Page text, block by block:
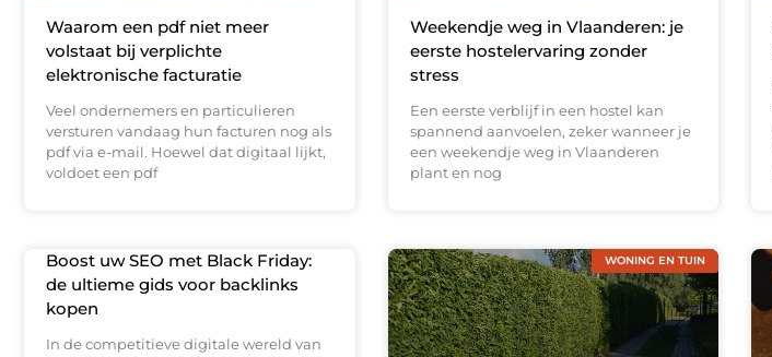
Waarom een pdf niet meer
volstaat bij verplichte
elektronische facturatie
Veel ondernemers en particulieren
versturen vandaag hun facturen nog als
pdf via e-mail. Hoewel dat digitaal lijkt,
voldoet een pdf
Weekendje weg in Vlaanderen: je
eerste hostelervaring zonder
stress
Een eerste verblijf in een hostel kan
spannend aanvoelen, zeker wanneer je
een weekendje weg in Vlaanderen
plant en nog
Boost uw SEO met Black Friday:
de ultieme gids voor backlinks
kopen
In de competitieve digitale wereld van
WONING EN TUIN